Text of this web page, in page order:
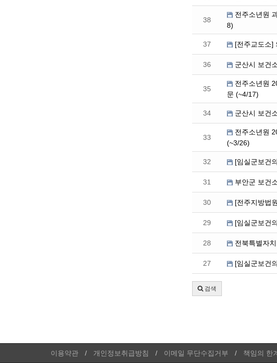
38
전주소년원
8)
37 [전주교도소]
36 군산시 보건
35
전주소년원
문 (~4/17)
34 군산시 보건
33
전주소년원
(~3/26)
32 [임실군보건
31 부안군 보건
30 [전주지방법
29 [임실군보건
28 전북특별자
27 [임실군보건
검색
이용약관 개인정보취급방침 이메일 무단수집거부 책임의 한